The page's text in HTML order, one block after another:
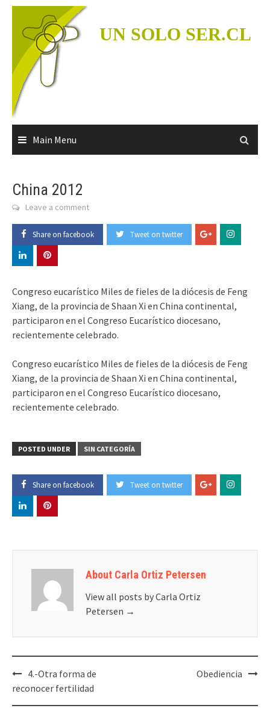
Skip
content
UN SOLO SER.CL
Main Menu
China 2012
Leave a comment
Share on facebook Tweet on twitter
Congreso eucarístico Miles de fieles de la diócesis de Feng
Xiang, de la provincia de Shaan Xi en China continental,
participaron en el Congreso Eucarístico diocesano,
recientemente celebrado.
Congreso eucarístico Miles de fieles de la diócesis de Feng
Xiang, de la provincia de Shaan Xi en China continental,
participaron en el Congreso Eucarístico diocesano,
recientemente celebrado.
POSTED UNDER SIN CATEGORÍA
Share on facebook Tweet on twitter
About Carla Ortiz Petersen
View all posts by Carla Ortiz
Petersen →
Post
navigation
4.-Otra forma de
reconocer fertilidad
Obediencia